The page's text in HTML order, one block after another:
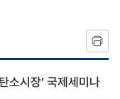
소시장’ 국제세미나